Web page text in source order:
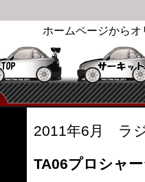
ホームページから
2011年6月 ラ
TA06プロシャ